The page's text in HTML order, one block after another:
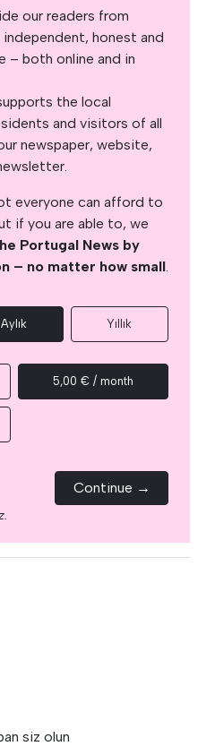
our readers from
honest and
– both online and in
the local
and visitors of all
newspaper, website,
everyone can afford to
if you are able to, we
Portugal News by
– no matter how small.
Aylık Yıllık
5,00 € / month
Continue →
siz olun